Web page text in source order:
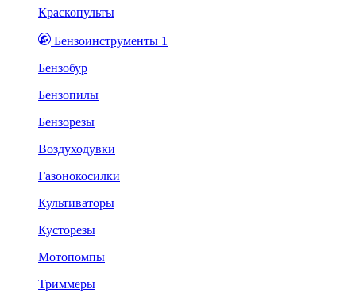
Краскопульты
Бензоинструменты 1
Бензобур
Бензопилы
Бензорезы
Воздуходувки
Газонокосилки
Культиваторы
Кусторезы
Мотопомпы
Триммеры